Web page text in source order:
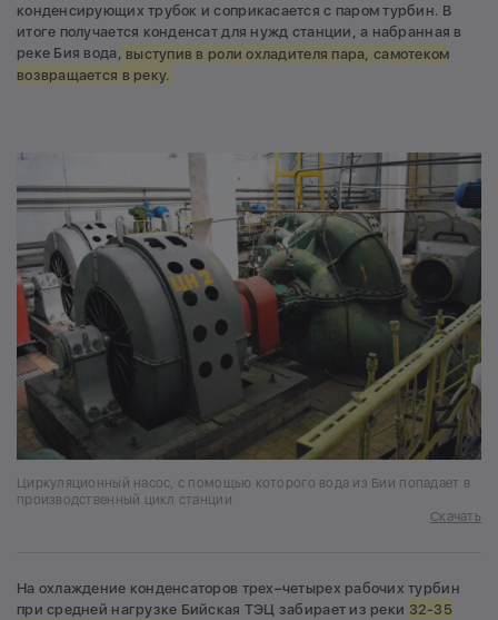
конденсирующих трубок и соприкасается с паром турбин. В
итоге получается конденсат для нужд станции, а набранная в
реке Бия вода, выступив в роли охладителя пара, самотеком
возвращается в реку.
Циркуляционный насос, с помощью которого вода из Бии попадает в
производственный цикл станции
Скачать
На охлаждение конденсаторов трех–четырех рабочих турбин
при средней нагрузке Бийская ТЭЦ забирает из реки 32-35